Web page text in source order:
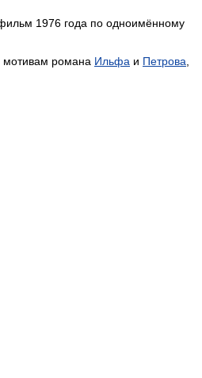
1976 года по одноимённому
романа Ильфа и Петрова,